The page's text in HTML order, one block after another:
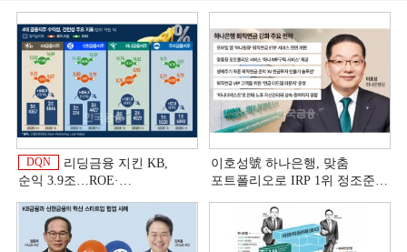
DQN
리딩금융 지킨 KB,
순익 3.9조…ROE·
상반기 금융 리그테이블]
이호성號 하나은행, 맞춤
포트폴리오로 IRP 1위 정조준